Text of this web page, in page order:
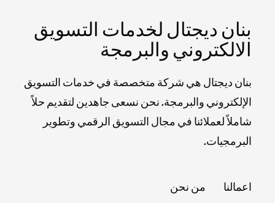
بنان ديجتال لخدمات التسويق
الالكتروني والبرمجة
بنان ديجتال هي شركة متخصصة في خدمات التسويق
الإلكتروني والبرمجة. نحن نسعى جاهدين لتقديم حلاً
شاملاً لعملائنا في مجال التسويق الرقمي وتطوير
البرمجيات.
اعمالنا من نحن